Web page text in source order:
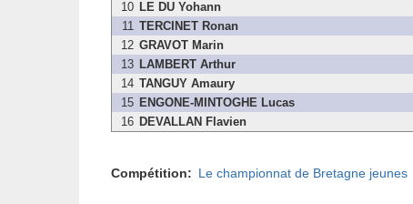
10 LE DU Yohann
11 TERCINET Ronan
12 GRAVOT Marin
13 LAMBERT Arthur
14 TANGUY Amaury
15 ENGONE-MINTOGHE Lucas
16 DEVALLAN Flavien
Compétition Le championnat de Bretagne jeunes